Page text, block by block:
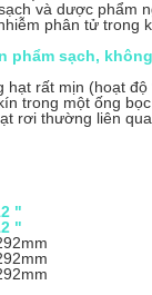
và dược phẩm
phân tử trong
phẩm sạch,
rất mịn (hoạt
trong một ống
rơi thường liên
"
"